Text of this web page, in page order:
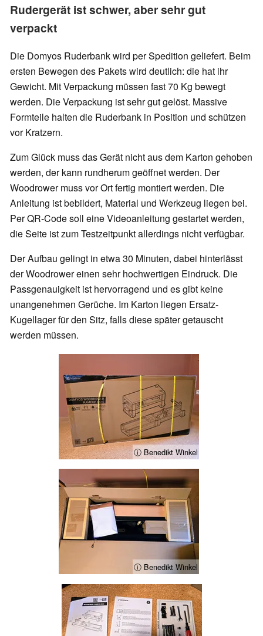
Rudergerät ist schwer, aber sehr gut
verpackt
Die Domyos Ruderbank wird per Spedition geliefert. Beim
ersten Bewegen des Pakets wird deutlich: die hat ihr
Gewicht. Mit Verpackung müssen fast 70 Kg bewegt
werden. Die Verpackung ist sehr gut gelöst. Massive
Formteile halten die Ruderbank in Position und schützen
vor Kratzern.
Zum Glück muss das Gerät nicht aus dem Karton gehoben
werden, der kann rundherum geöffnet werden. Der
Woodrower muss vor Ort fertig montiert werden. Die
Anleitung ist bebildert, Material und Werkzeug liegen bei.
Per QR-Code soll eine Videoanleitung gestartet werden,
die Seite ist zum Testzeitpunkt allerdings nicht verfügbar.
Der Aufbau gelingt in etwa 30 Minuten, dabei hinterlässt
der Woodrower einen sehr hochwertigen Eindruck. Die
Passgenauigkeit ist hervorragend und es gibt keine
unangenehmen Gerüche. Im Karton liegen Ersatz-
Kugellager für den Sitz, falls diese später getauscht
werden müssen.
ⓘ Benedikt Winkel
ⓘ Benedikt Winkel